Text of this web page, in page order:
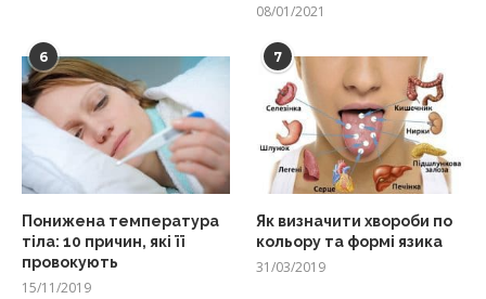
08/01/2021
6
Понижена температура
тіла: 10 причин, які її
провокують
15/11/2019
7
Як визначити хвороби по
кольору та формі язика
31/03/2019